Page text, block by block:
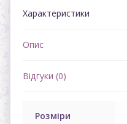
Характеристики
Опис
Відгуки (0)
Розміpи